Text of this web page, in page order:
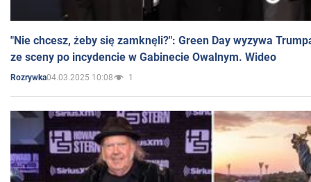
"Nie chcesz, żeby się zamknęli?": Green Day wyzywa
ze sceny po incydencie w Gabinecie Owalnym. Wideo
Rozrywka04.03.2025 10:08 1